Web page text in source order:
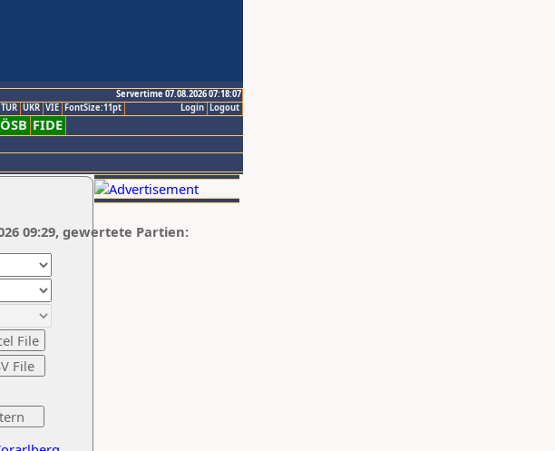
Servertime 07.08.2026 07:18:07
Logout
Login
TUR UKR VIE FontSize:11pt
ÖSB FIDE
09:29, gewertete Partien: